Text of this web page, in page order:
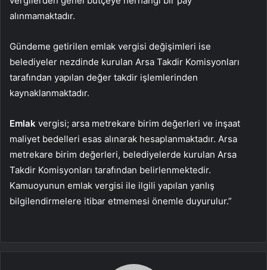
alınmamaktadır.
Gündeme getirilen emlak vergisi değişimleri ise
belediyeler nezdinde kurulan Arsa Takdir Komisyonları
tarafından yapılan değer takdir işlemlerinden
kaynaklanmaktadır.
Emlak vergisi; arsa metrekare birim değerleri ve inşaat
maliyet bedelleri esas alınarak hesaplanmaktadır. Arsa
metrekare birim değerleri, belediyelerde kurulan Arsa
Takdir Komisyonları tarafından belirlenmektedir.
Kamuoyunun emlak vergisi ile ilgili yapılan yanlış
bilgilendirmelere itibar etmemesi önemle duyurulur.”